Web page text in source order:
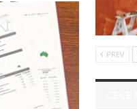
PREV